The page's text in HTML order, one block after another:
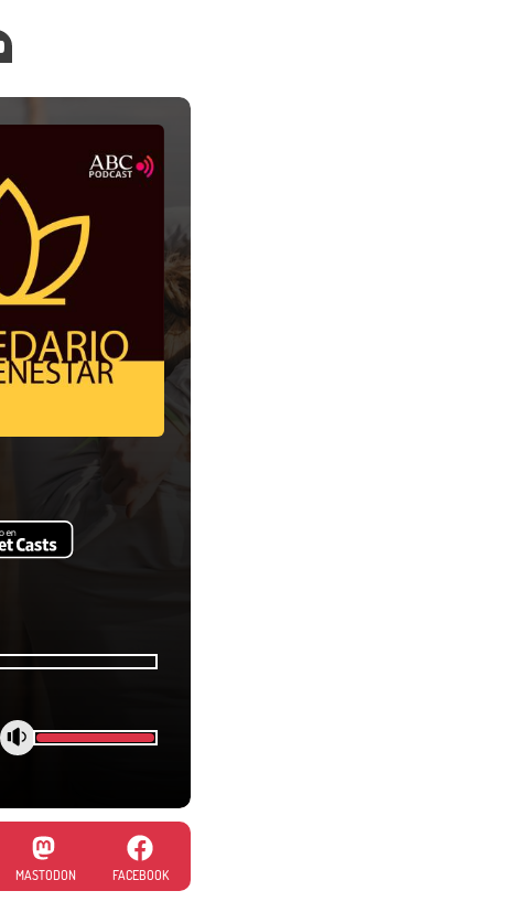
MASTODON FACEBOOK